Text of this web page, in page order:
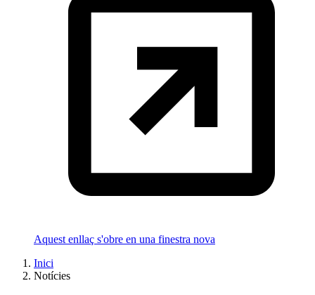
Aquest enllaç s'obre en una finestra nova
Inici
Notícies